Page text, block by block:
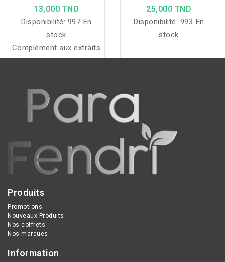
13,000 TND
Disponibilité: 997 En
stock
Complément aux extraits
végétaux qui aide à
favoriser le confort
digestif et accompagner
la régularité intestinale.
25,000 TND
Disponibilité: 993 En
stock
Produits
Promotions
Nouveaux Produits
Nos coffrets
Nos marques
Information